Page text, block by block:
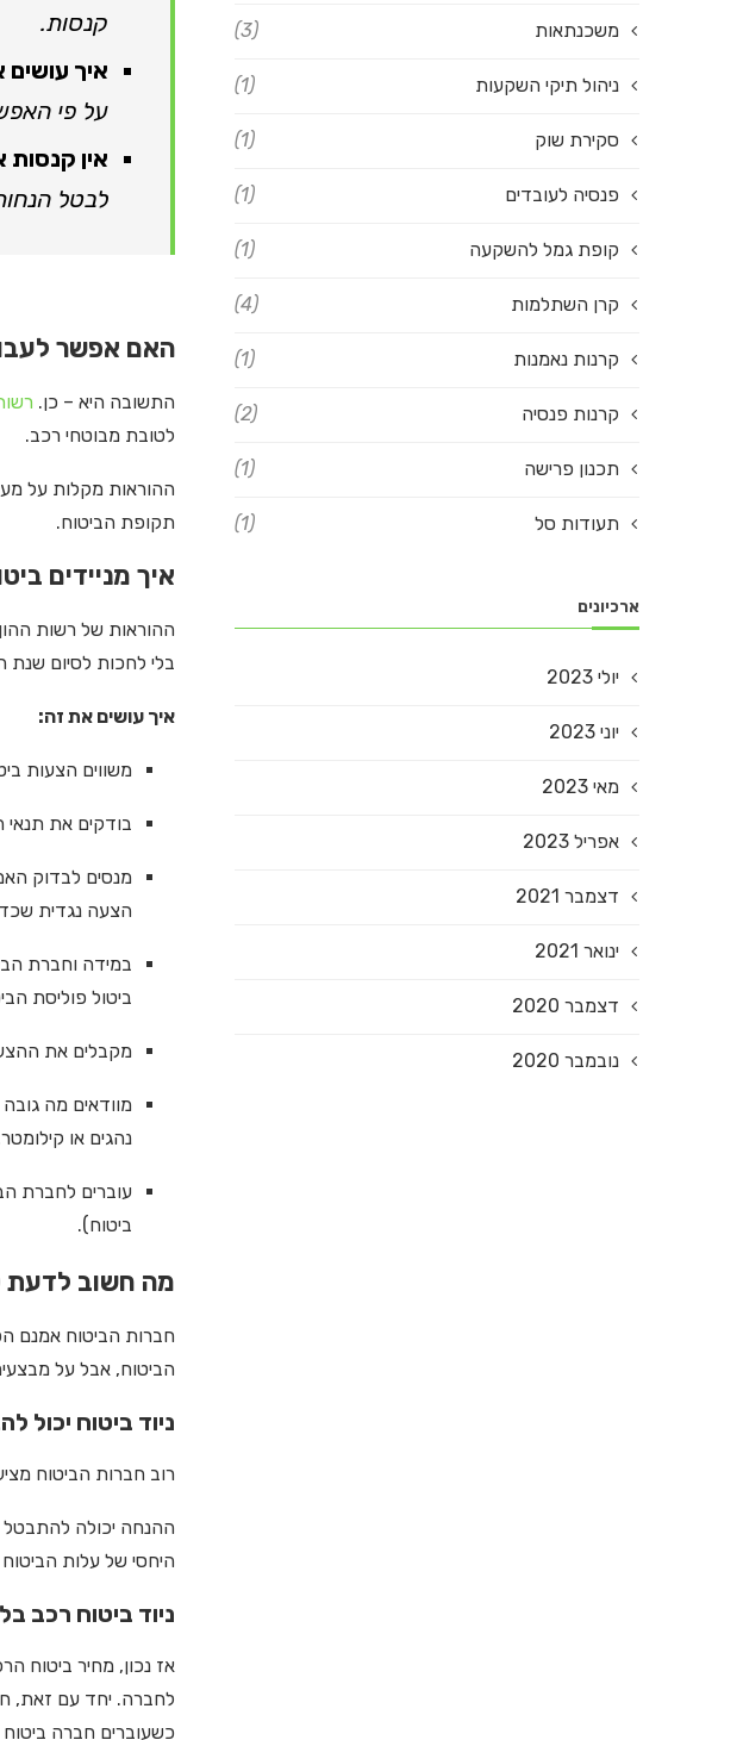
קנסות.
איך
על פי
אין
לבטל
האם אפשר
התשובה היא – כן.
לטובת מבוטחי רכב.
ההוראות מקלות על
תקופת הביטוח.
איך מניידים
ההוראות של רשות
בלי לחכות לסיום
איך עושים את זה:
משווים הצעות
בודקים את
מנסים לבדוק
הצעה נגדית
במידה וחברת
ביטול פוליסת
מקבלים את
מוודאים מה
נהגים או
עוברים לחברת
ביטוח).
מה חשוב לדעת
חברות הביטוח אמנם
הביטוח, אבל על
ניוד ביטוח יכול
רוב חברות הביטוח
ההנחה יכולה
היחסי של עלות
ניוד ביטוח רכב
אז נכון, מחיר ביטוח
לחברה. יחד עם זאת,
כשעוברים חברה
משכנתאות (3)
ניהול תיקי השקעות (1)
סקירת שוק (1)
פנסיה לעובדים (1)
קופת גמל להשקעה (1)
קרן השתלמות (4)
קרנות נאמנות (1)
קרנות פנסיה (2)
תכנון פרישה (1)
תעודות סל (1)
ארכיונים
יולי 2023
יוני 2023
מאי 2023
אפריל 2023
דצמבר 2021
ינואר 2021
דצמבר 2020
נובמבר 2020